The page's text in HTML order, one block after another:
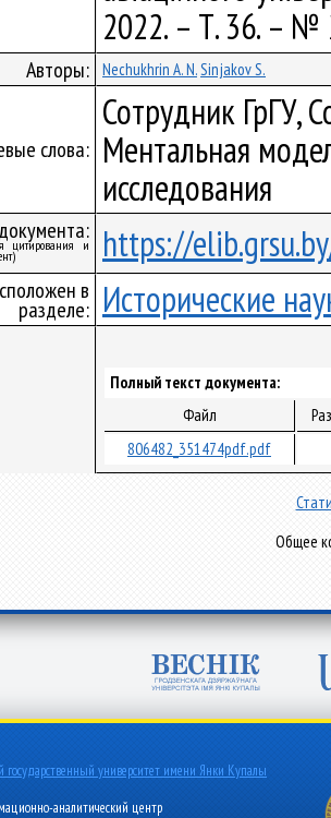
2022. – Т. 36. – №
Авторы: Nechukhrin A. N.Sinjakov S.
слова:
Сотрудник ГрГУ,
Ментальная
исследования
цитирования и https://
в
разделе: Исторические
Полный текст документа:
Файл
806482_351474pdf.pdf
Общее
государственный университет имени Янки Купалы
аналитический центр